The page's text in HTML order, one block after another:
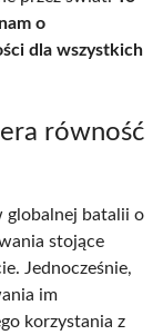
o
dla wszystkich
równość
globalnej batalii o
stojące
Jednocześnie,
im
korzystania z